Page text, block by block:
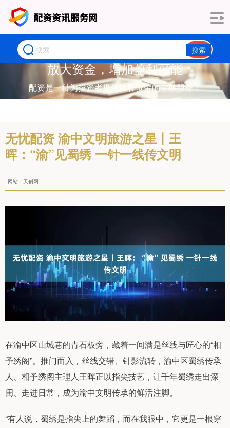
搜索
放大资金，增加盈利可能
配资是一种为投资者提供杠杆资金的金融服务！
无忧配资 渝中文明旅游之星丨王
晖：“渝”见蜀绣 一针一线传文明
网站：天创网
在渝中区山城巷的青石板旁，藏着一间满是丝线与匠心的“相
予绣阁”。推门而入，丝线交错、针影流转，渝中区蜀绣传承
人、相予绣阁主理人王晖正以指尖技艺，让千年蜀绣走出深
闺、走进日常，成为渝中文明传承的鲜活注脚。
“有人说，蜀绣是指尖上的舞蹈，而在我眼中，它更是一根穿